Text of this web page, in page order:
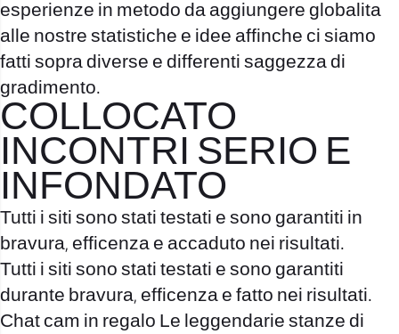
esperienze in metodo da aggiungere globalita
alle nostre statistiche e idee affinche ci siamo
fatti sopra diverse e differenti saggezza di
gradimento.
COLLOCATO
INCONTRI SERIO E
INFONDATO
Tutti i siti sono stati testati e sono garantiti in
bravura, efficenza e accaduto nei risultati.
Tutti i siti sono stati testati e sono garantiti
durante bravura, efficenza e fatto nei risultati.
Chat cam in regalo Le leggendarie stanze di